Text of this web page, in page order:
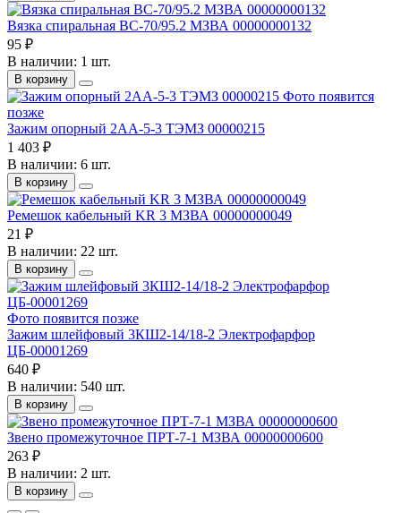
Вязка спиральная ВС-70/95.2 МЗВА 00000000132
95 ₽
В наличии: 1 шт.
В корзину
Фото появится
позже
Зажим опорный 2АА-5-3 ТЭМЗ 00000215
1 403 ₽
В наличии: 6 шт.
В корзину
Ремешок кабельный KR 3 МЗВА 00000000049
21 ₽
В наличии: 22 шт.
В корзину
Фото появится позже
Зажим шлейфовый 3КШ2-14/18-2 Электрофарфор
ЦБ-00001269
640 ₽
В наличии: 540 шт.
В корзину
Звено промежуточное ПРТ-7-1 МЗВА 00000000600
263 ₽
В наличии: 2 шт.
В корзину